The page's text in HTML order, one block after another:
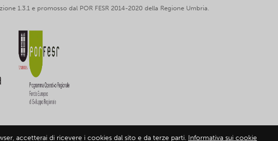
1.3.1 e promosso dal POR FESR 2014-2020 della Regione Umbria.
privacy-Informativa sui cookie
accetterai di ricevere i cookies dal sito e da terze parti. Informativa sui cookie